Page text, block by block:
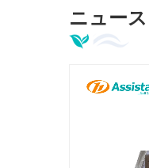
ニュース